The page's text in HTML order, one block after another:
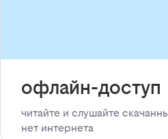
офлайн-доступ
читайте и слушайте
нет интернета